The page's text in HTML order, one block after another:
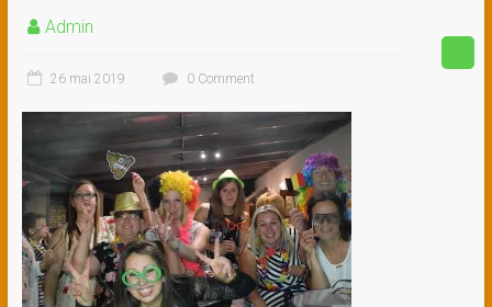
Admin
26 mai 2019 0 Comment